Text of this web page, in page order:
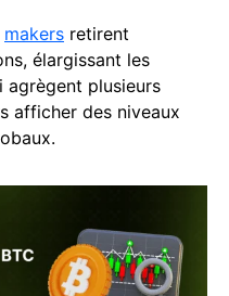
makers retirent
élargissant les
agrègent plusieurs
afficher des niveaux